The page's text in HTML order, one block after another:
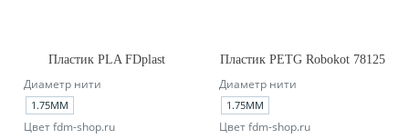
Пластик PLA FDplast
Диаметр нити
1.75ММ
Цвет fdm-shop.ru
Пластик PETG Robokot 78125
Диаметр нити
1.75ММ
Цвет fdm-shop.ru